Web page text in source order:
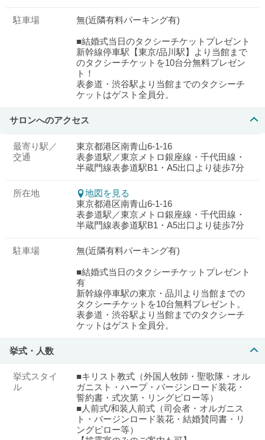
駐車場 無(近隣有料パーキング有)
■結婚式当日のタクシーチケットプレゼント
新幹線停車駅【東京/品川駅】より当館まで
のタクシーチケットを10台分無料プレゼン
ト！
表参道・渋谷駅より当館までのタクシーチ
ケットはゲスト全員分。
サロンへのアクセス
最寄り駅／
交通
東京都港区南青山6-1-16
表参道駅／東京メトロ銀座線・千代田線・
半蔵門線表参道駅B1・A5出口より徒歩7分
所在地
地図を見る
東京都港区南青山6-1-16
表参道駅／東京メトロ銀座線・千代田線・
半蔵門線表参道駅B1・A5出口より徒歩7分
駐車場 無(近隣有料パーキング有)
■結婚式当日のタクシーチケットプレゼント
有
新幹線停車駅の東京・品川より当館までの
タクシーチケットを10台無料プレゼント。
表参道・渋谷駅より当館までのタクシーチ
ケットはゲスト全員分。
挙式・人数
挙式スタイ
ル
■キリスト教式（外国人牧師・聖歌隊・オル
ガニスト・ハープ・バージンロード装花・
誓約書・式次第・リングピロー等）
■人前式/和装人前式（司会者・オルガニス
ト・バージンロード装花・結婚賛同書・リ
ングピロー等）